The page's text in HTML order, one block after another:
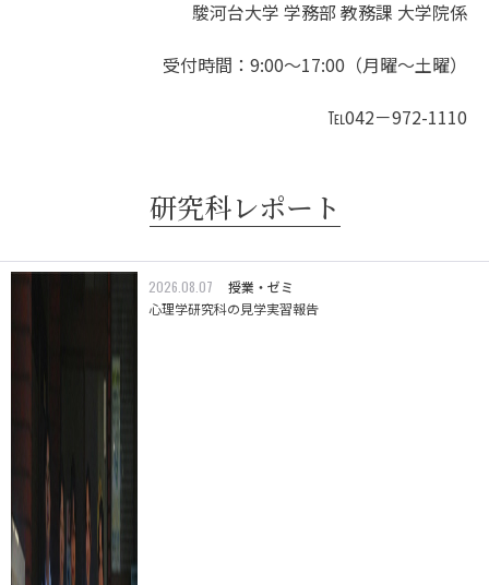
駿河台大学 学務部 教務課 大学院係
受付時間：9:00～17:00（月曜～土曜）
℡042－972-1110
研究科レポート
2026.08.07
授業・ゼミ
心理学研究科の見学実習報告